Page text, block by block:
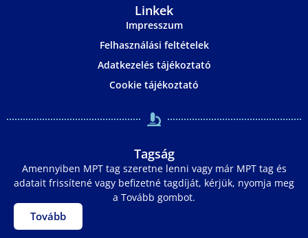
Linkek
Impresszum
Felhasználási feltételek
Adatkezelés tájékoztató
Cookie tájékoztató
Tagság
Amennyiben MPT tag szeretne lenni vagy már MPT tag és
adatait frissítené vagy befizetné tagdíját, kérjük, nyomja meg
a Tovább gombot.
Tovább